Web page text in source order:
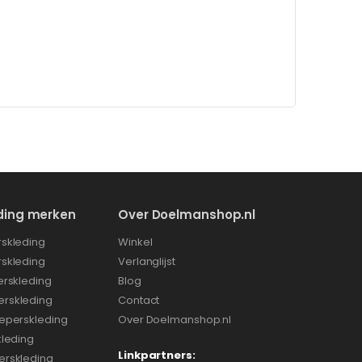
merken Over Doelmanshop.nl
Winkel
Verlanglijst
Blog
Contact
Over Doelmanshop.nl
Linkpartners: